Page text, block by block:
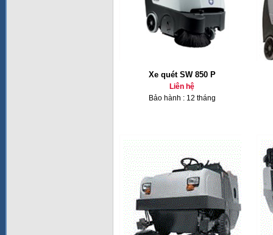
Xe quét SW 850 P
Liên hệ
Bảo hành : 12 tháng